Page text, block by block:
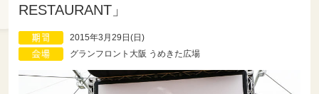
RESTAURANT」
2015年3月29日(日)
グランフロント大阪 うめきた広場